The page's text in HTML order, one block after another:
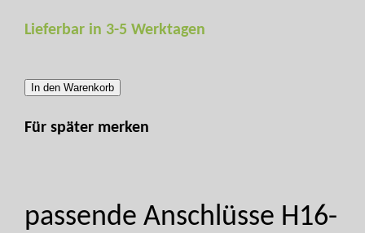
Lieferbar in 3-5 Werktagen
In den Warenkorb
Für später merken
passende Anschlüsse H16-